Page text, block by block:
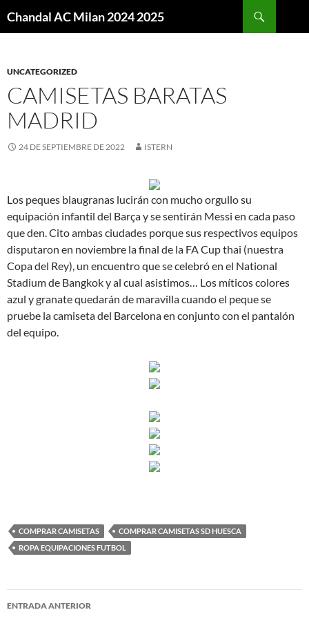
Chandal AC Milan 2024 2025
UNCATEGORIZED
CAMISETAS BARATAS
MADRID
24 DE SEPTIEMBRE DE 2022 ISTERN
Los peques blaugranas lucirán con mucho orgullo su
equipación infantil del Barça y se sentirán Messi en cada paso
que den. Cito ambas ciudades porque sus respectivos equipos
disputaron en noviembre la final de la FA Cup thai (nuestra
Copa del Rey), un encuentro que se celebró en el National
Stadium de Bangkok y al cual asistimos… Los míticos colores
azul y granate quedarán de maravilla cuando el peque se
pruebe la camiseta del Barcelona en conjunto con el pantalón
del equipo.
COMPRAR CAMISETAS
COMPRAR CAMISETAS SD HUESCA
ROPA EQUIPACIONES FUTBOL
Navegación
ENTRADA ANTERIOR